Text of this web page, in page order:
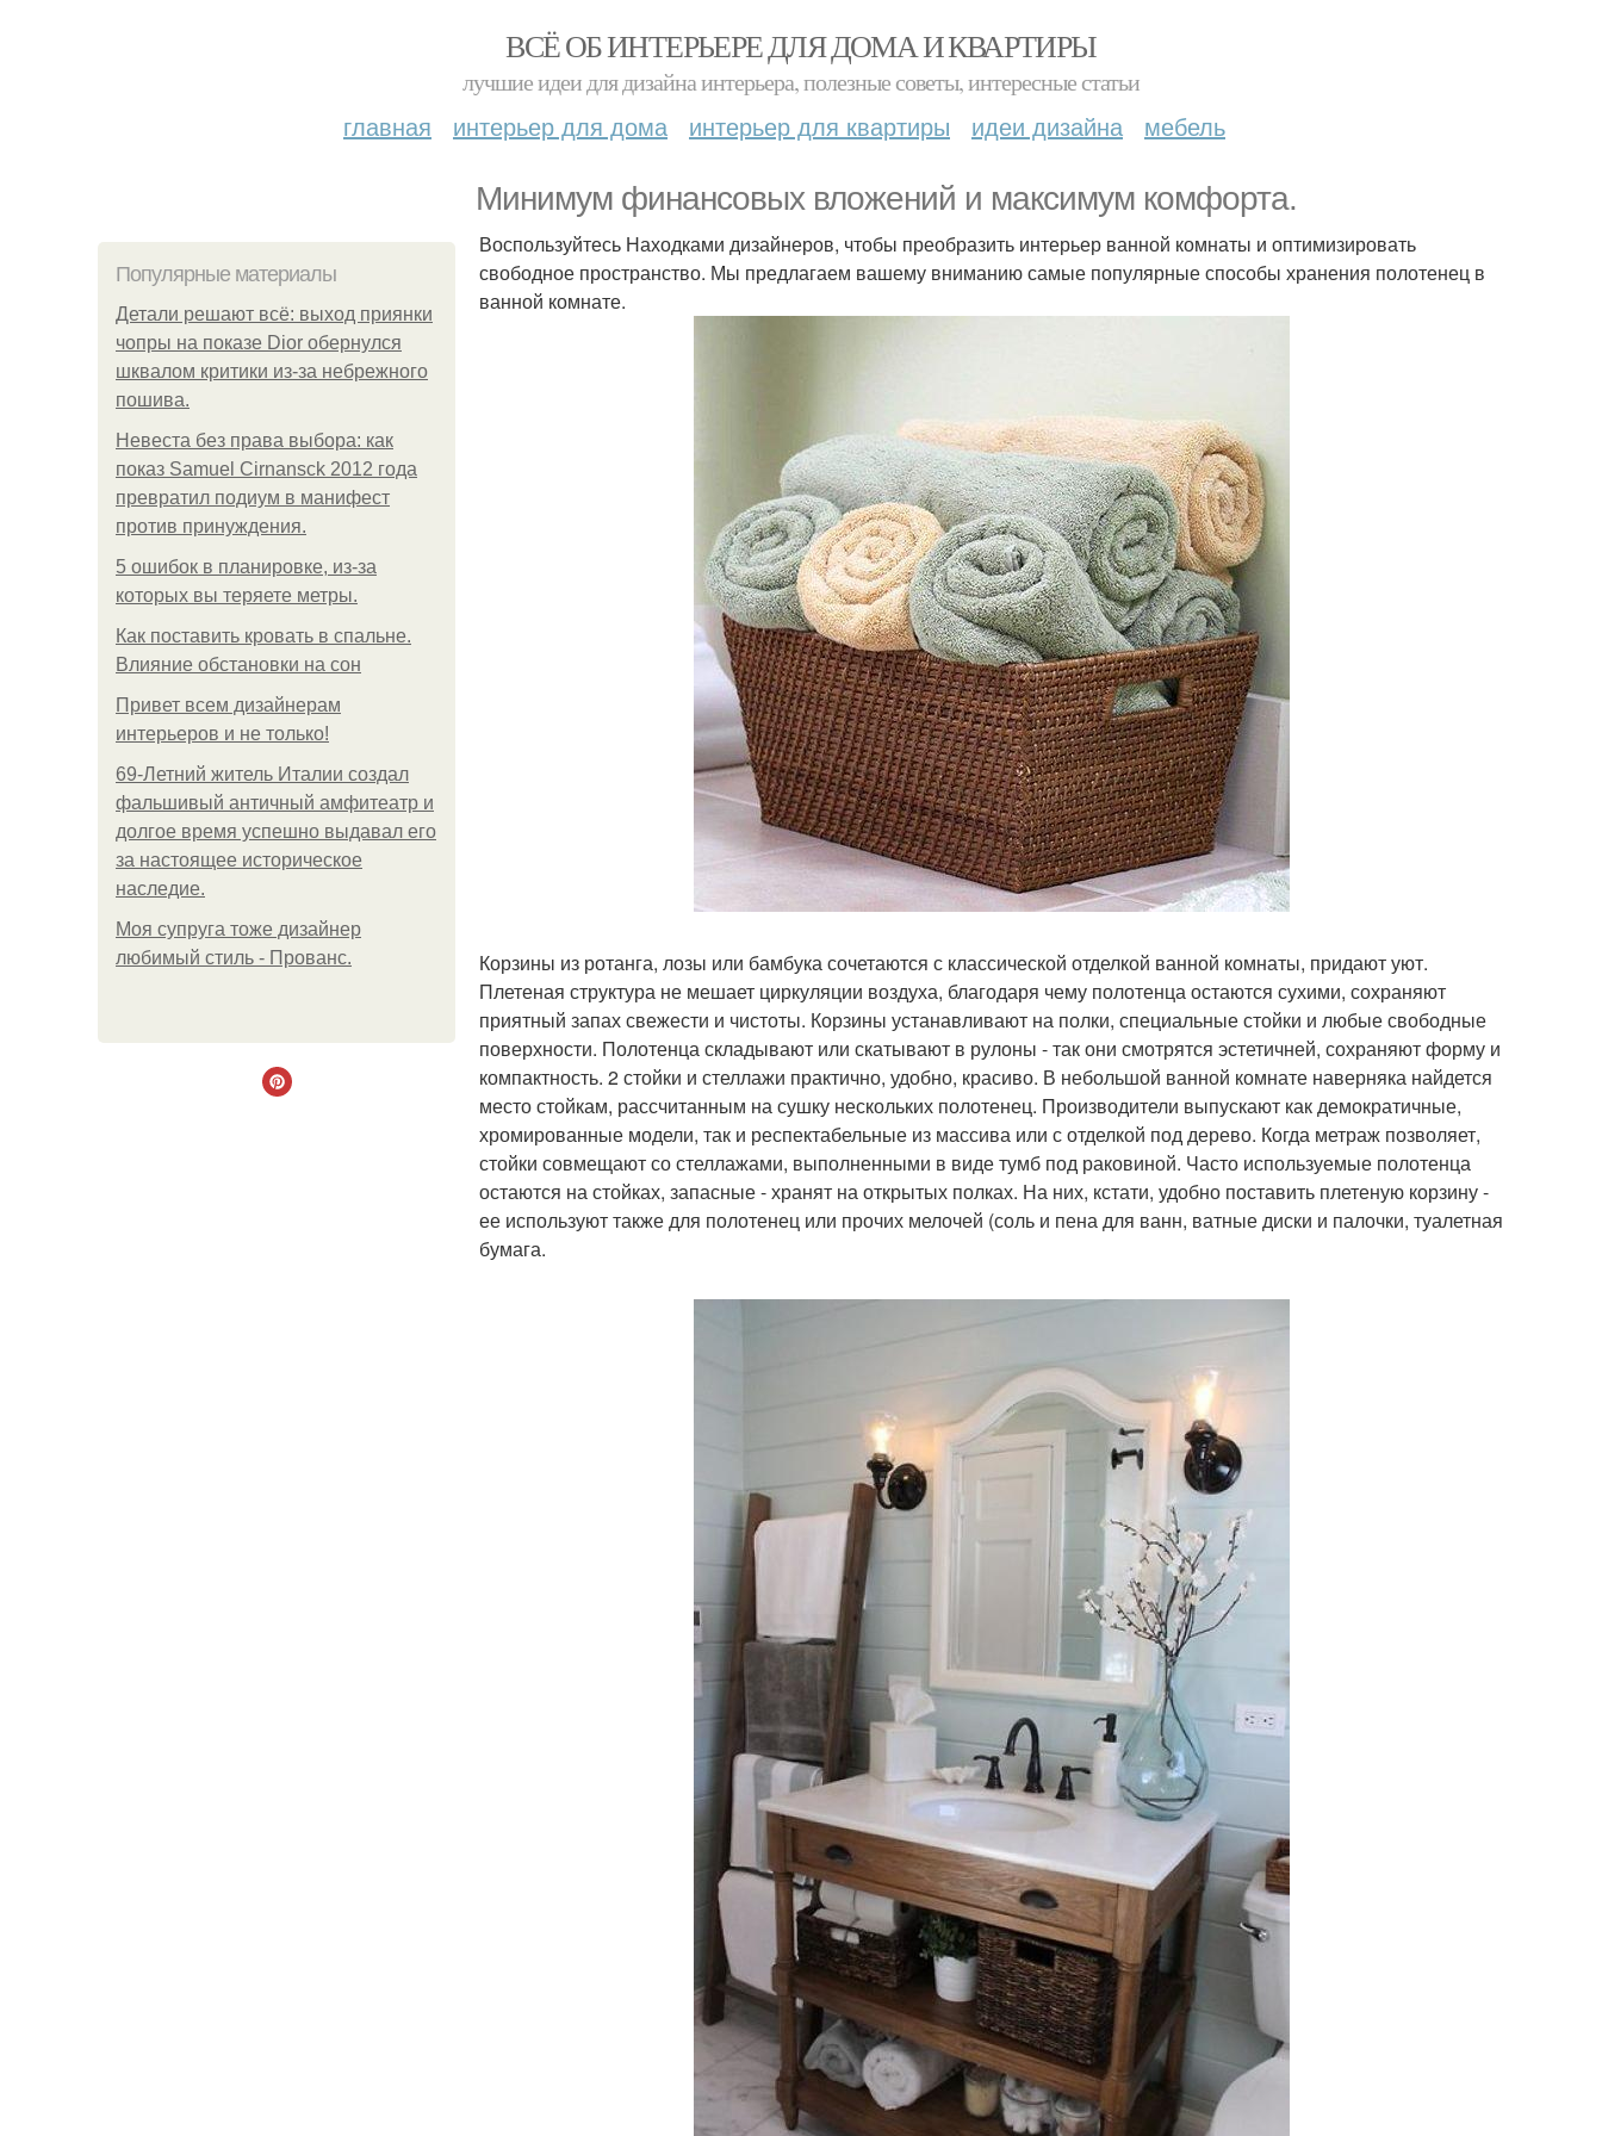
ВСЁ ОБ ИНТЕРЬЕРЕ ДЛЯ ДОМА И КВАРТИРЫ
лучшие идеи для дизайна интерьера, полезные советы, интересные статьи
главная интерьер для дома интерьер для квартиры идеи дизайна мебель
Минимум финансовых вложений и максимум комфорта.
Популярные материалы
Детали решают всё: выход приянки
чопры на показе Dior обернулся
шквалом критики из-за небрежного
пошива.
Невеста без права выбора: как
показ Samuel Cirnansck 2012 года
превратил подиум в манифест
против принуждения.
5 ошибок в планировке, из-за
которых вы теряете метры.
Как поставить кровать в спальне.
Влияние обстановки на сон
Привет всем дизайнерам
интерьеров и не только!
69-Летний житель Италии создал
фальшивый античный амфитеатр и
долгое время успешно выдавал его
за настоящее историческое
наследие.
Моя супруга тоже дизайнер
любимый стиль - Прованс.
Воспользуйтесь Находками дизайнеров, чтобы преобразить интерьер ванной комнаты и оптимизировать
свободное пространство. Мы предлагаем вашему вниманию самые популярные способы хранения полотенец в
ванной комнате.
Корзины из ротанга, лозы или бамбука сочетаются с классической отделкой ванной комнаты, придают уют.
Плетеная структура не мешает циркуляции воздуха, благодаря чему полотенца остаются сухими, сохраняют
приятный запах свежести и чистоты. Корзины устанавливают на полки, специальные стойки и любые свободные
поверхности. Полотенца складывают или скатывают в рулоны - так они смотрятся эстетичней, сохраняют форму и
компактность. 2 стойки и стеллажи практично, удобно, красиво. В небольшой ванной комнате наверняка найдется
место стойкам, рассчитанным на сушку нескольких полотенец. Производители выпускают как демократичные,
хромированные модели, так и респектабельные из массива или с отделкой под дерево. Когда метраж позволяет,
стойки совмещают со стеллажами, выполненными в виде тумб под раковиной. Часто используемые полотенца
остаются на стойках, запасные - хранят на открытых полках. На них, кстати, удобно поставить плетеную корзину -
ее используют также для полотенец или прочих мелочей (соль и пена для ванн, ватные диски и палочки, туалетная
бумага.